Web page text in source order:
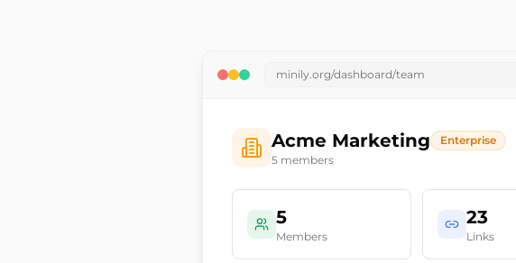
minily.org/dashboard/team
Acme Marketing
Enterprise
5 members
5
Members
23
Links